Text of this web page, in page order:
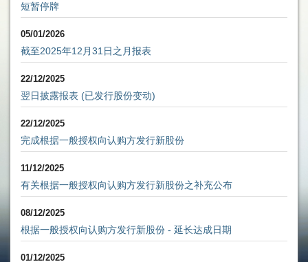
短暂停牌
05/01/2026
截至2025年12月31日之月报表
22/12/2025
翌日披露报表 (已发行股份变动)
22/12/2025
完成根据一般授权向认购方发行新股份
11/12/2025
有关根据一般授权向认购方发行新股份之补充公布
08/12/2025
根据一般授权向认购方发行新股份 - 延长达成日期
01/12/2025